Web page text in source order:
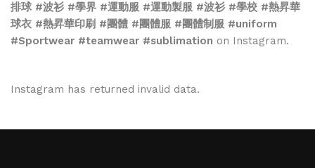
排球 #波衫 #學界 #運動服 #運動製服 #波衫 #學校 #熱昇華
球衣 #熱昇華印刷 #團體 #團體服 #團體制服 #uniform
#Sportwear #teamwear #sublimation on Instagram.
Instagram has returned invalid data.